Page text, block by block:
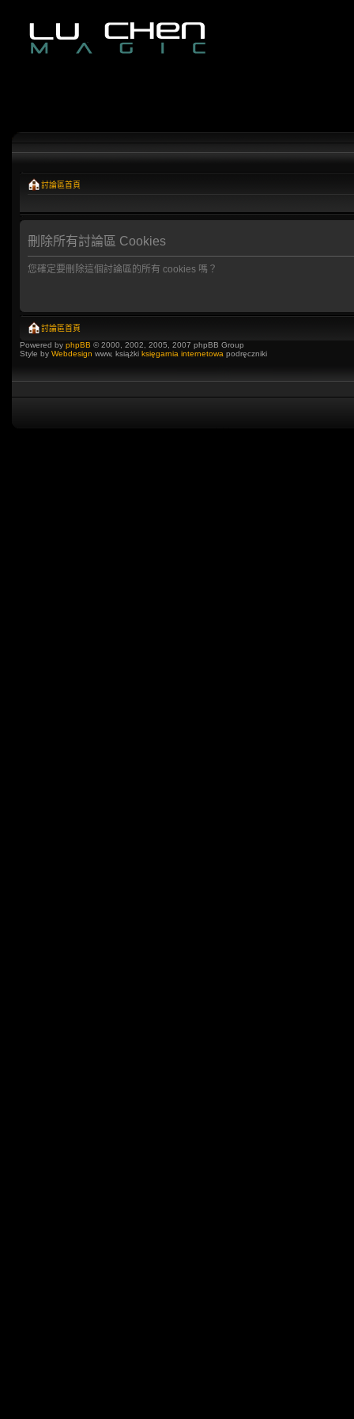
討論區首頁
刪除所有討論區 Cookies
您確定要刪除這個討論區的所有 cookies 嗎？
討論區首頁
Powered by phpBB © 2000, 2002, 2005, 2007 phpBB Group
Style by Webdesign www, książki księgarnia internetowa podręczniki